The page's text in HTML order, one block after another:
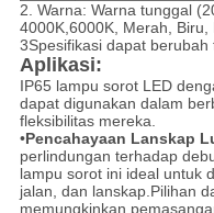
2. Warna: Warna tunggal
4000K,6000K, Merah, Biru,
3Spesifikasi dapat
Aplikasi:
IP65 lampu sorot LED
dapat digunakan dalam
fleksibilitas mereka.
•Pencahayaan Lanskap
perlindungan terhadap
lampu sorot ini ideal untuk
jalan, dan lanskap.Pilihan
memungkinkan